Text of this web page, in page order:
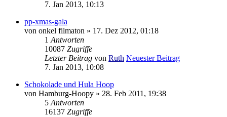
7. Jan 2013, 10:13
pp-xmas-gala
von onkel filmaton » 17. Dez 2012, 01:18
1 Antworten
10087 Zugriffe
Letzter Beitrag von Ruth Neuester Beitrag
7. Jan 2013, 10:08
Schokolade und Hula Hoop
von Hamburg-Hoopy » 28. Feb 2011, 19:38
5 Antworten
16137 Zugriffe